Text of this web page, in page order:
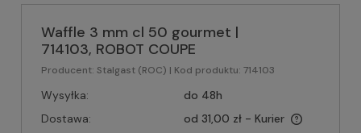
Waffle 3 mm cl 50 gourmet |
714103, ROBOT COUPE
Producent: Stalgast (ROC) | Kod produktu: 714103
Wysyłka:
do 48h
Dostawa:
od 31,00 zł - Kurier